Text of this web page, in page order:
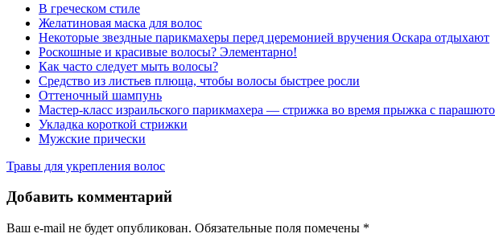
В греческом стиле
Желатиновая маска для волос
Некоторые звездные парикмахеры перед церемонией вручения Оскара отдыхают
Роскошные и красивые волосы? Элементарно!
Как часто следует мыть волосы?
Средство из листьев плюща, чтобы волосы быстрее росли
Оттеночный шампунь
Мастер-класс израильского парикмахера — стрижка во время прыжка с
Укладка короткой стрижки
Мужские прически
Травы для укрепления волос
Добавить комментарий
Ваш e-mail не будет опубликован. Обязательные поля помечены *